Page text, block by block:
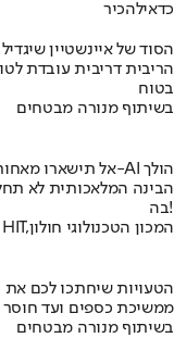
כדאילהכיר
הסוד של איינשטיין
הריבית דריבית עובדת
בטוח
בשיתוף מנורה מבטחים
אל תישארו מאחור – בואו לגלות לאן ה-AI הולך
הבינה המלאכותית לא
בה!
בשיתוף HIT,המכון הטכנולוגי חולון
הטעויות שיחתכו לכם
ממשיכת כספים ועד
בשיתוף מנורה מבטחים